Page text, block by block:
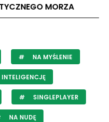
MORZA
NA MYŚLENIE
INTELIGENCJĘ
SINGLEPLAYER
NA NUDĘ